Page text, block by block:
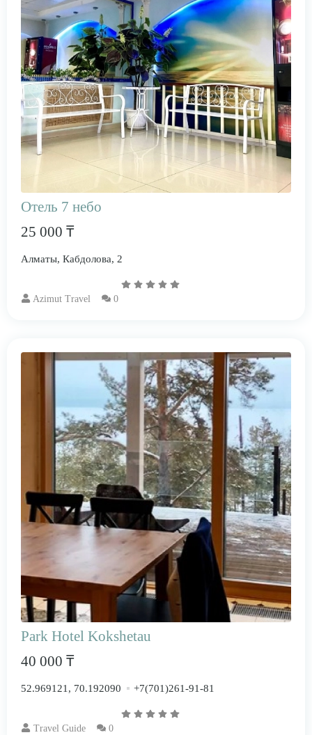
Отель 7 небо
25 000 ₸
Алматы, Кабдолова, 2
Azimut Travel 0
Park Hotel Kokshetau
40 000 ₸
52.969121, 70.192090 +7(701)261-91-81
Travel Guide 0